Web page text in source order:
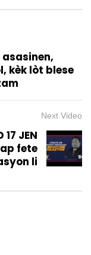
asasinen,
kèk lòt blese
Next Video
17 JEN
fete
li